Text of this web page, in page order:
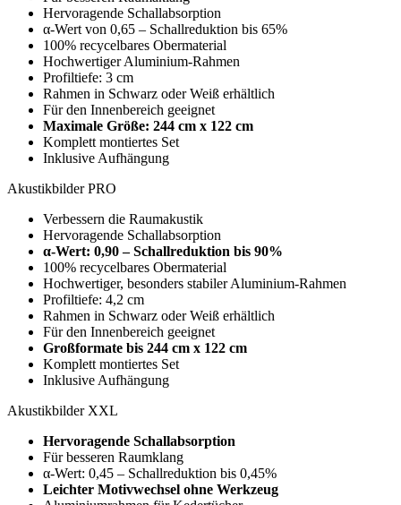
Hervoragende Schallabsorption
α-Wert von 0,65 – Schallreduktion bis 65%
100% recycelbares Obermaterial
Hochwertiger Aluminium-Rahmen
Profiltiefe: 3 cm
Rahmen in Schwarz oder Weiß erhältlich
Für den Innenbereich geeignet
Maximale Größe: 244 cm x 122 cm
Komplett montiertes Set
Inklusive Aufhängung
Akustikbilder PRO
Verbessern die Raumakustik
Hervoragende Schallabsorption
α-Wert: 0,90 – Schallreduktion bis 90%
100% recycelbares Obermaterial
Hochwertiger, besonders stabiler Aluminium-Rahmen
Profiltiefe: 4,2 cm
Rahmen in Schwarz oder Weiß erhältlich
Für den Innenbereich geeignet
Großformate bis 244 cm x 122 cm
Komplett montiertes Set
Inklusive Aufhängung
Akustikbilder XXL
Hervoragende Schallabsorption
Für besseren Raumklang
α-Wert: 0,45 – Schallreduktion bis 0,45%
Leichter Motivwechsel ohne Werkzeug